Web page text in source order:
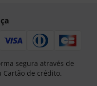
segura através de
Cartão de crédito.